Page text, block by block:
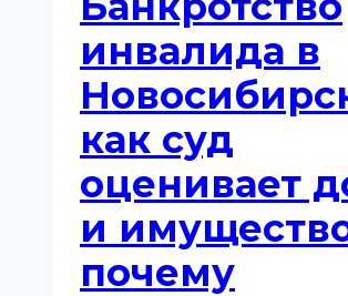
и
почему
“дешёвых”
банкротств
в
не
бывает
инвалида в
как суд
оценивает
и
почему